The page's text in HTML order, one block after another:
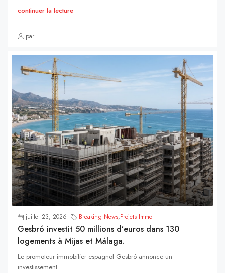
continuer la lecture
par
juillet 23, 2026 Breaking News,Projets Immo
Gesbró investit 50 millions d’euros dans 130
logements à Mijas et Málaga.
Le promoteur immobilier espagnol Gesbró annonce un
investissement...